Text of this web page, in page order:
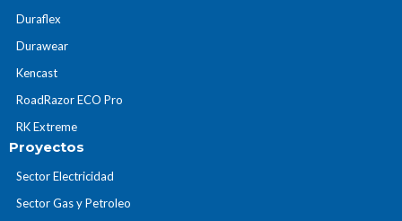
Duraflex
Durawear
Kencast
RoadRazor ECO Pro
RK Extreme
Proyectos
Sector Electricidad
Sector Gas y Petroleo